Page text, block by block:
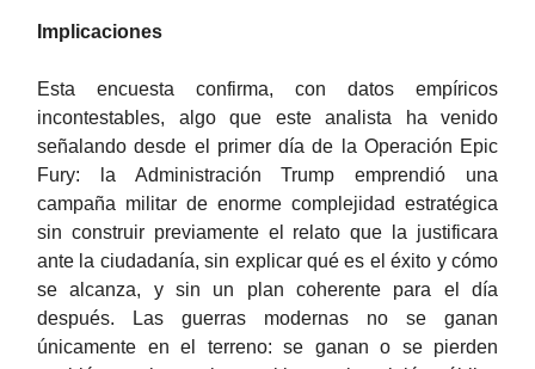
Implicaciones
Esta encuesta confirma, con datos empíricos
incontestables, algo que este analista ha venido
señalando desde el primer día de la Operación Epic
Fury: la Administración Trump emprendió una
campaña militar de enorme complejidad estratégica
sin construir previamente el relato que la justificara
ante la ciudadanía, sin explicar qué es el éxito y cómo
se alcanza, y sin un plan coherente para el día
después. Las guerras modernas no se ganan
únicamente en el terreno: se ganan o se pierden